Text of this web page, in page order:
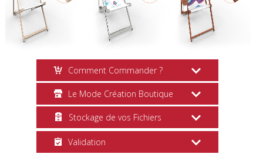
Comment Commander ?
Création en Ligne
Choisissez vos options, cliquez sur le
bouton Personnaliser
et suivez les
Le Mode Création Boutique
Mise en Page
Après nous avoir renseigné toutes les
Stockage de vos Fichiers
Validation